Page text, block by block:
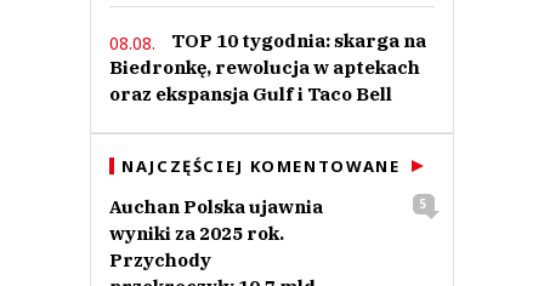
08.08.
TOP 10 tygodnia: skarga na
Biedronkę, rewolucja w aptekach
oraz ekspansja Gulf i Taco Bell
NAJCZĘŚCIEJ KOMENTOWANE
Auchan Polska ujawnia
wyniki za 2025 rok.
Przychody
5